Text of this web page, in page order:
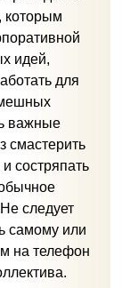
которым
идей,
для
важные
смастерить
состряпать
следует
самому или
на телефон